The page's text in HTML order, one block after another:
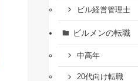
ビル経営管理士
ビルメンの転職
中高年
20代向け転職